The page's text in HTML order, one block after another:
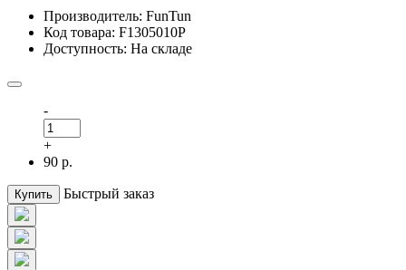
Производитель: FunTun
Код товара: F1305010Р
Доступность: На складе
-
+
90 р.
Купить Быстрый заказ